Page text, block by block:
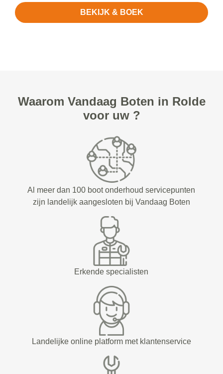
BEKIJK & BOEK
Waarom Vandaag Boten in Rolde
voor uw ?
Al meer dan 100 boot onderhoud servicepunten
zijn landelijk aangesloten bij Vandaag Boten
Erkende specialisten
Landelijke online platform met klantenservice